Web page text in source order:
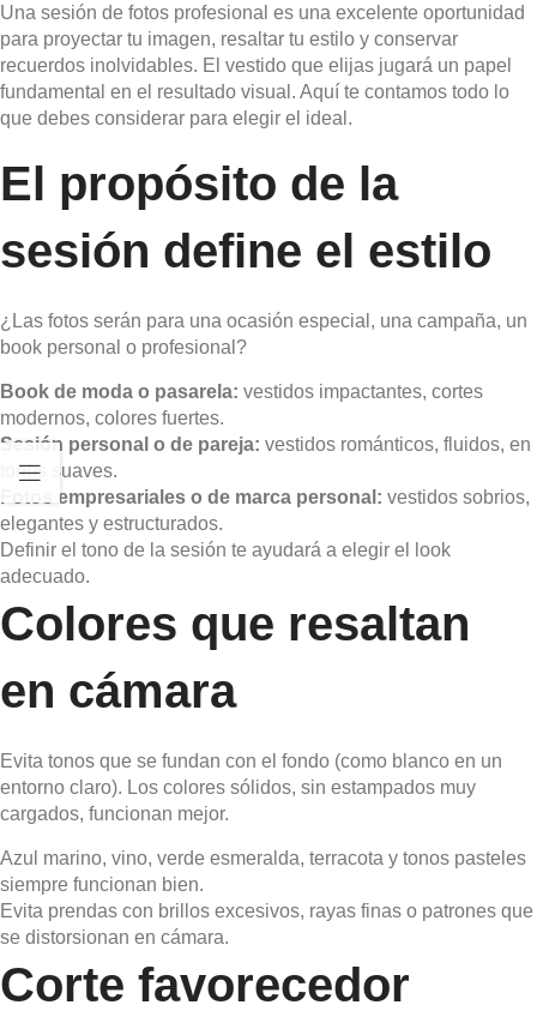
Una sesión de fotos profesional es una excelente oportunidad
para proyectar tu imagen, resaltar tu estilo y conservar
recuerdos inolvidables. El vestido que elijas jugará un papel
fundamental en el resultado visual. Aquí te contamos todo lo
que debes considerar para elegir el ideal.
El propósito de la
sesión define el estilo
¿Las fotos serán para una ocasión especial, una campaña, un
book personal o profesional?
Book de moda o pasarela: vestidos impactantes, cortes
modernos, colores fuertes.
Sesión personal o de pareja: vestidos románticos, fluidos, en
tonos suaves.
Fotos empresariales o de marca personal: vestidos sobrios,
elegantes y estructurados.
Definir el tono de la sesión te ayudará a elegir el look
adecuado.
Colores que resaltan
en cámara
Evita tonos que se fundan con el fondo (como blanco en un
entorno claro). Los colores sólidos, sin estampados muy
cargados, funcionan mejor.
Azul marino, vino, verde esmeralda, terracota y tonos pasteles
siempre funcionan bien.
Evita prendas con brillos excesivos, rayas finas o patrones que
se distorsionan en cámara.
Corte favorecedor